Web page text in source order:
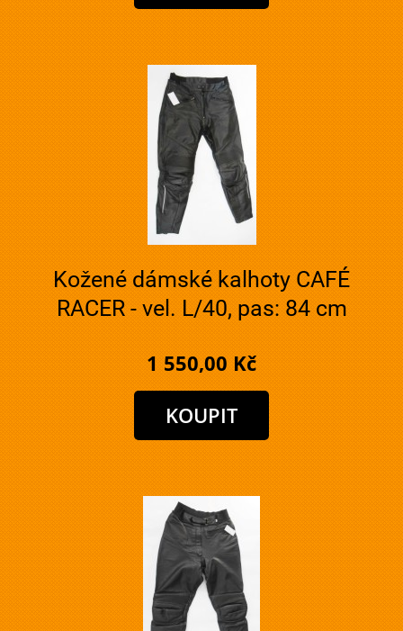
Kožené dámské kalhoty CAFÉ
RACER - vel. L/40, pas: 84 cm
1 550,00 Kč